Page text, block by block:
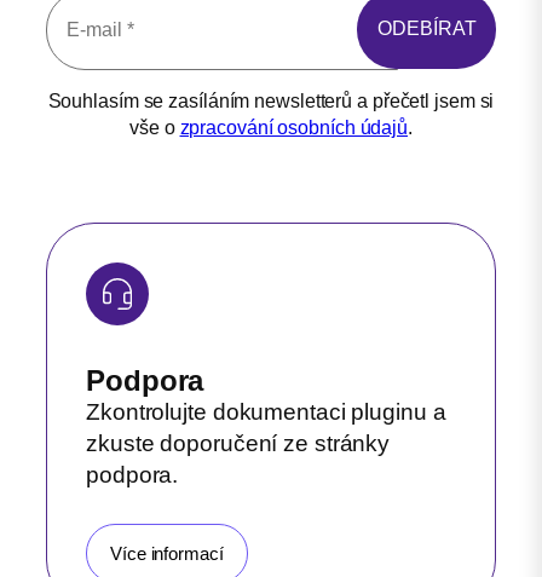
Souhlasím se zasíláním newsletterů a přečetl jsem si
vše o zpracování osobních údajů.
Podpora
Zkontrolujte dokumentaci pluginu a
zkuste doporučení ze stránky
podpora.
Více informací